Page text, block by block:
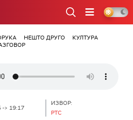
НЕШТО ДРУГО
КУЛТУРА
-> 19:17
ИЗВОР:
РТС